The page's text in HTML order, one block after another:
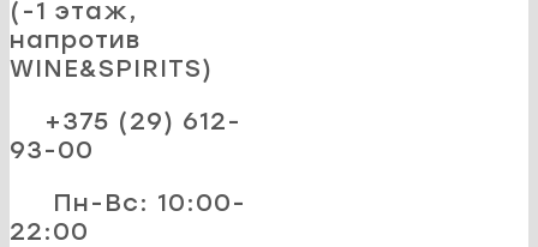
(-1 этаж,
напротив
WINE&SPIRITS)
+375 (29) 612-
93-00
Пн-Вс: 10:00-
22:00